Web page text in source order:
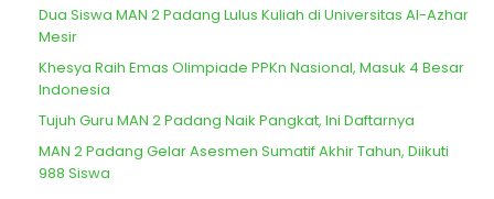
Dua Siswa MAN 2 Padang Lulus Kuliah di Universitas Al-Azhar
Mesir
Khesya Raih Emas Olimpiade PPKn Nasional, Masuk 4 Besar
Indonesia
Tujuh Guru MAN 2 Padang Naik Pangkat, Ini Daftarnya
MAN 2 Padang Gelar Asesmen Sumatif Akhir Tahun, Diikuti
988 Siswa